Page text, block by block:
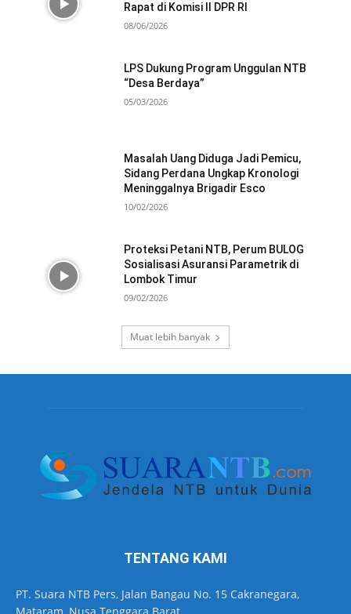
Rapat di Komisi II DPR RI
08/06/2026
LPS Dukung Program Unggulan NTB
“Desa Berdaya”
05/03/2026
Masalah Uang Diduga Jadi Pemicu,
Sidang Perdana Ungkap Kronologi
Meninggalnya Brigadir Esco
10/02/2026
Proteksi Petani NTB, Perum BULOG
Sosialisasi Asuransi Parametrik di
Lombok Timur
09/02/2026
Muat lebih banyak
TENTANG KAMI
PT. Suara NTB Pers, Jalan Bangau No. 15 Cakranegara,